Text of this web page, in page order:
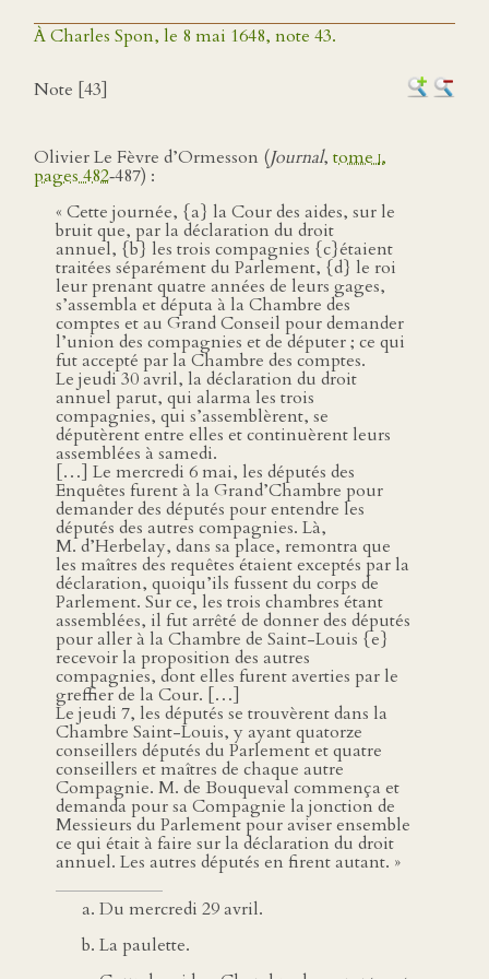
À Charles Spon, le 8 mai 1648, note 43.
Note [43]
Olivier Le Fèvre d’Ormesson (Journal, tomei,
pages 482‑487) :
« Cette journée, {a} la Cour des aides, sur le
bruit que, par la déclaration du droit
annuel, {b} les trois compagnies {c}étaient
traitées séparément du Parlement, {d} le roi
leur prenant quatre années de leurs gages,
s’assembla et députa à la Chambre des
comptes et au Grand Conseil pour demander
l’union des compagnies et de députer ; ce qui
fut accepté par la Chambre des comptes.
Le jeudi 30 avril, la déclaration du droit
annuel parut, qui alarma les trois
compagnies, qui s’assemblèrent, se
députèrent entre elles et continuèrent leurs
assemblées à samedi.
[…] Le mercredi 6 mai, les députés des
Enquêtes furent à la Grand’Chambre pour
demander des députés pour entendre les
députés des autres compagnies. Là,
M. d’Herbelay, dans sa place, remontra que
les maîtres des requêtes étaient exceptés par la
déclaration, quoiqu’ils fussent du corps de
Parlement. Sur ce, les trois chambres étant
assemblées, il fut arrêté de donner des députés
pour aller à la Chambre de Saint-Louis {e}
recevoir la proposition des autres
compagnies, dont elles furent averties par le
greffier de la Cour. […]
Le jeudi 7, les députés se trouvèrent dans la
Chambre Saint-Louis, y ayant quatorze
conseillers députés du Parlement et quatre
conseillers et maîtres de chaque autre
Compagnie. M. de Bouqueval commença et
demanda pour sa Compagnie la jonction de
Messieurs du Parlement pour aviser ensemble
ce qui était à faire sur la déclaration du droit
annuel. Les autres députés en firent autant. »
Du mercredi 29 avril.
La paulette.